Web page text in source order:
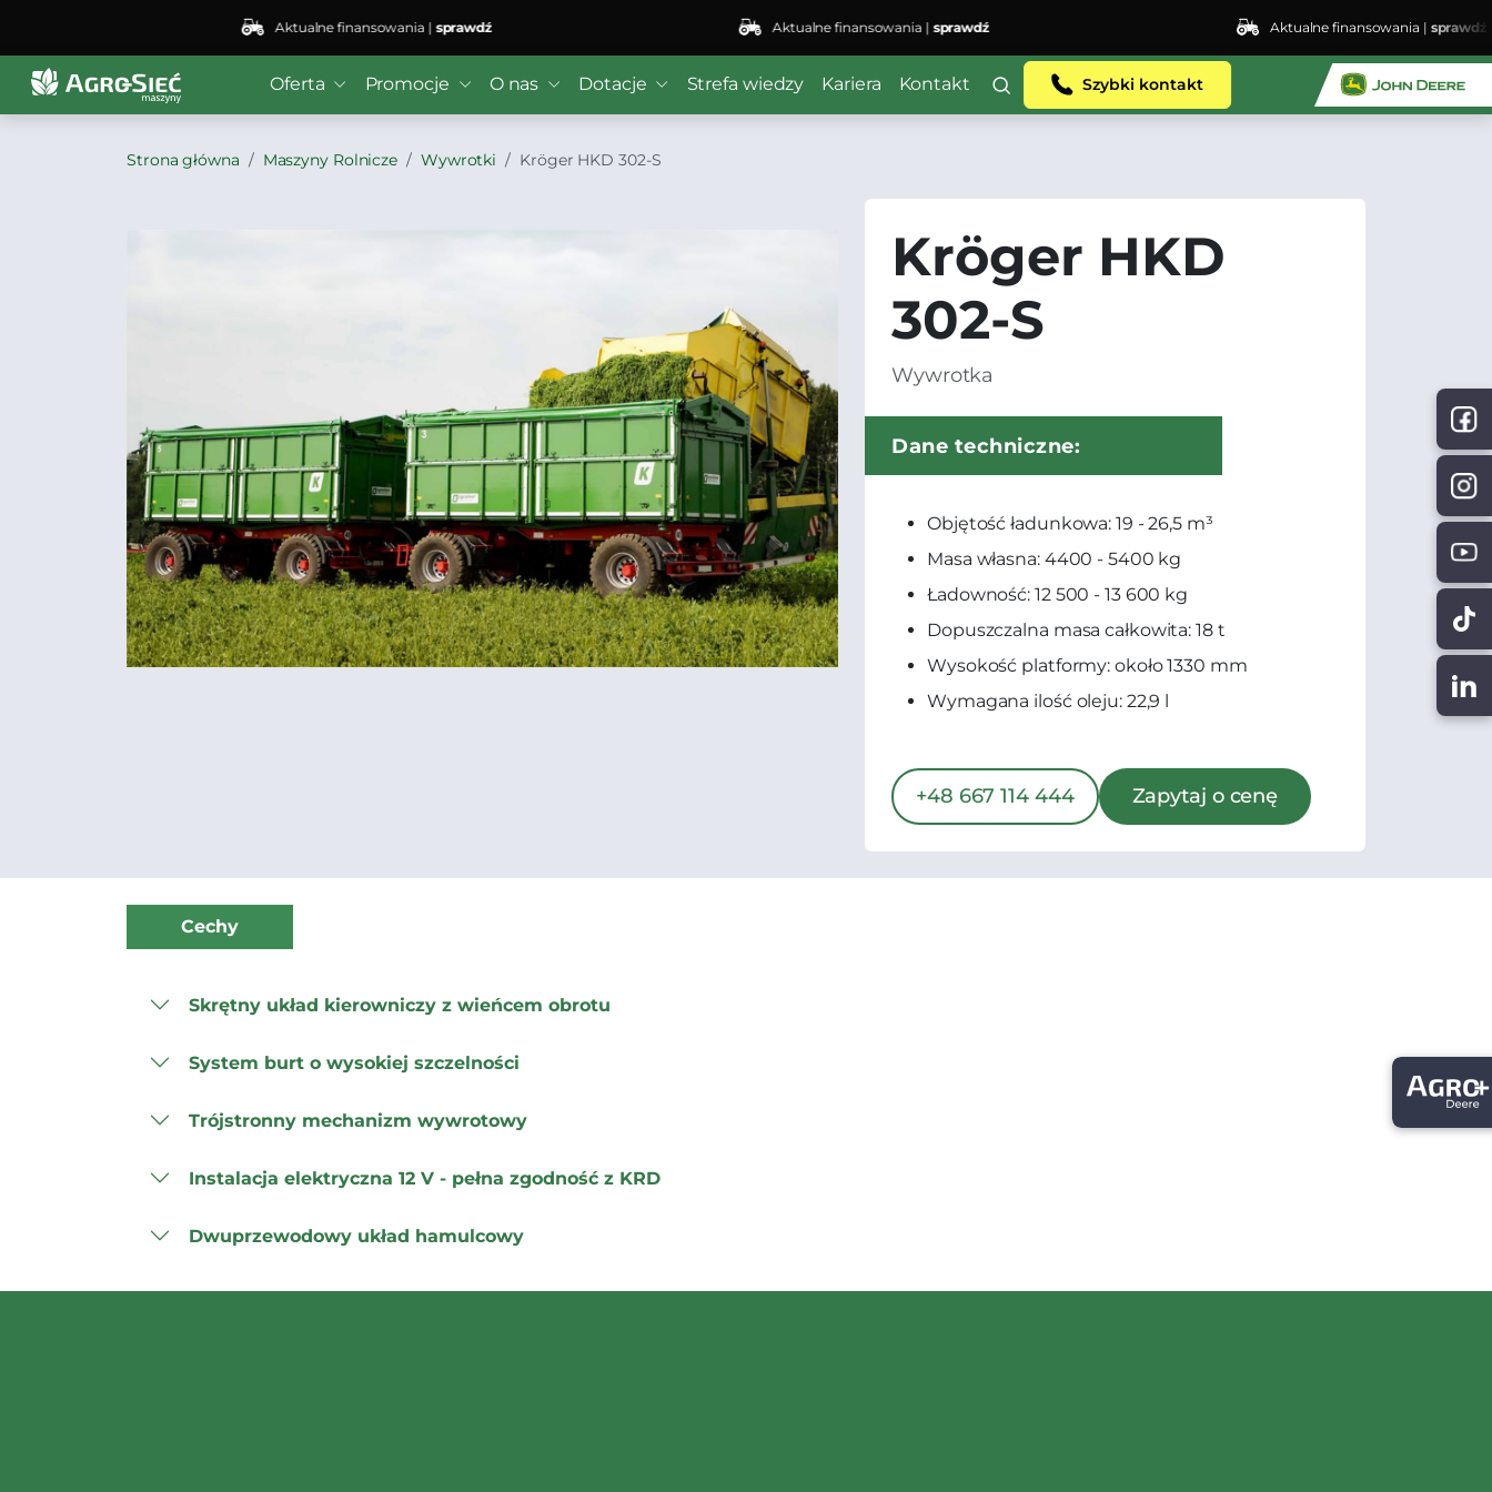
Aktualne finansowania |sprawdź Aktualne finansowania |sprawdź Aktualne finansowania |sprawdź
Oferta Promocje O nas Dotacje Strefa wiedzy Kariera Kontakt Szybki kontakt
Strona główna Maszyny Rolnicze Wywrotki Kröger HKD 302-S
Kröger HKD
302-S
Wywrotka
Dane techniczne:
Objętość ładunkowa: 19 - 26,5 m³
Masa własna: 4400 - 5400 kg
Ładowność: 12 500 - 13 600 kg
Dopuszczalna masa całkowita: 18 t
Wysokość platformy: około 1330 mm
Wymagana ilość oleju: 22,9 l
+48 667 114 444 Zapytaj o cenę
Cechy
Skrętny układ kierowniczy z wieńcem obrotu
System burt o wysokiej szczelności
Trójstronny mechanizm wywrotowy
Instalacja elektryczna 12 V - pełna zgodność z KRD
Dwuprzewodowy układ hamulcowy